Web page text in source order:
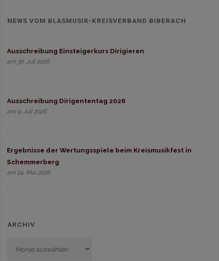
NEWS VOM BLASMUSIK-KREISVERBAND BIBERACH
Ausschreibung Einsteigerkurs Dirigieren
am 30. Juli 2026
Ausschreibung Dirigententag 2026
am 9. Juli 2026
Ergebnisse der Wertungsspiele beim Kreismusikfest in
Schemmerberg
am 24. Mai 2026
ARCHIV